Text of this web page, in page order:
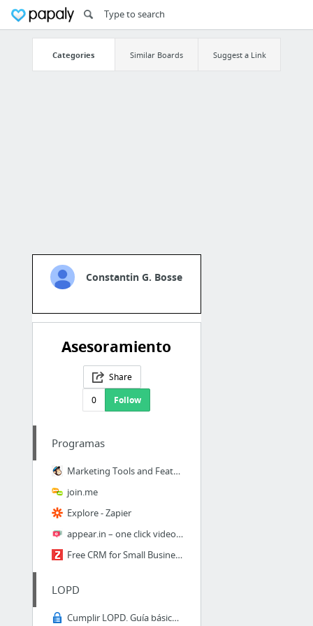
Categories Similar Boards Suggest a Link
Constantin G. Bosse
Asesoramiento
Share
0
Follow
Programas
Marketing Tools and Features
join.me
Explore - Zapier
appear.in – one click video conversations
Free CRM for Small Business - Zoho CRM
LOPD
Cumplir LOPD. Guía básica de Ayuda Ley Protección Datos - Ayuda Ley Protección Datos (L...